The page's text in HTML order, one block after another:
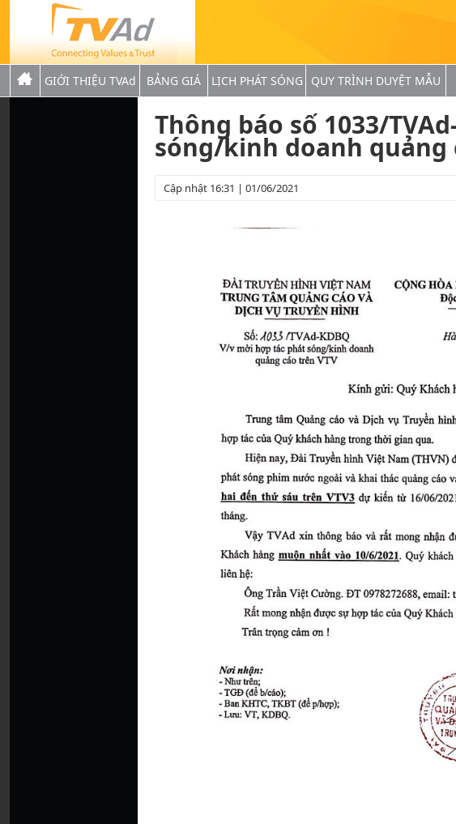
GIỚI THIỆU TVAd BẢNG GIÁ LỊCH PHÁT SÓNG QUY TRÌNH DUYỆT MẪU
Thông báo số 1033/
sóng/kinh doanh quảng
Cập nhật 16:31 | 01/06/2021